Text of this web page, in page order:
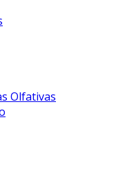
Olfativas